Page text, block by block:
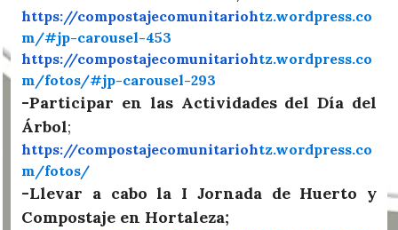
https://compostajecomunitariohtz.wordpress.co
m/#jp-carousel-453
https://compostajecomunitariohtz.wordpress.co
m/fotos/#jp-carousel-293
-Participar en las Actividades del Día del
Árbol;
https://compostajecomunitariohtz.wordpress.co
m/fotos/
-Llevar a cabo la I Jornada de Huerto y
Compostaje en Hortaleza;